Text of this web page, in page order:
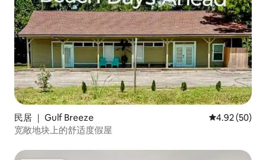
民居 ｜ Gulf Breeze 平均评分
4.92 (50)
宽敞地块上的舒适度假屋